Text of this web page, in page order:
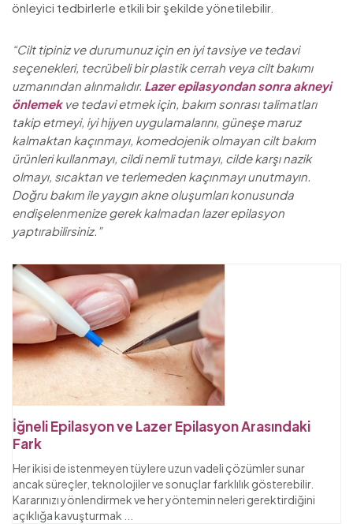
önleyici tedbirlerle etkili bir şekilde yönetilebilir.
“Cilt tipiniz ve durumunuz için en iyi tavsiye ve tedavi
seçenekleri, tecrübeli bir plastik cerrah veya cilt bakımı
uzmanından alınmalıdır. Lazer epilasyondan sonra akneyi
önlemekve tedavi etmek için, bakım sonrası talimatları
takip etmeyi, iyi hijyen uygulamalarını, güneşe maruz
kalmaktan kaçınmayı, komedojenik olmayan cilt bakım
ürünleri kullanmayı, cildi nemli tutmayı, cilde karşı nazik
olmayı, sıcaktan ve terlemeden kaçınmayı unutmayın.
Doğru bakım ile yaygın akne oluşumları konusunda
endişelenmenize gerek kalmadan lazer epilasyon
yaptırabilirsiniz.”
İğneli Epilasyon ve Lazer Epilasyon Arasındaki
Fark
Her ikisi de istenmeyen tüylere uzun vadeli çözümler sunar
ancak süreçler, teknolojiler ve sonuçlar farklılık gösterebilir.
Kararınızı yönlendirmek ve her yöntemin neleri gerektirdiğini
açıklığa kavuşturmak